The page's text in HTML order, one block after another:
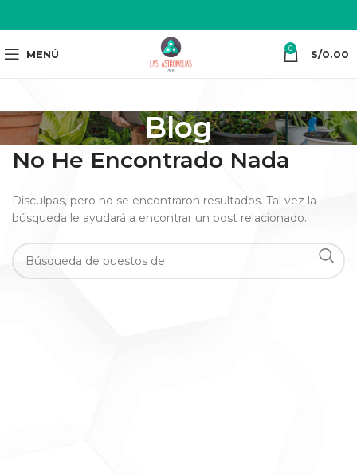
MENÚ 0 S/0.00
Blog
No He Encontrado Nada
Disculpas, pero no se encontraron resultados. Tal vez la
búsqueda le ayudará a encontrar un post relacionado.